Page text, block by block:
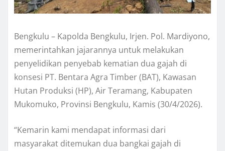
Bengkulu – Kapolda Bengkulu, Irjen. Pol. Mardiyono,
memerintahkan jajarannya untuk melakukan
penyelidikan penyebab kematian dua gajah di
konsesi PT. Bentara Agra Timber (BAT), Kawasan
Hutan Produksi (HP), Air Teramang, Kabupaten
Mukomuko, Provinsi Bengkulu, Kamis (30/4/2026).
“Kemarin kami mendapat informasi dari
masyarakat ditemukan dua bangkai gajah di